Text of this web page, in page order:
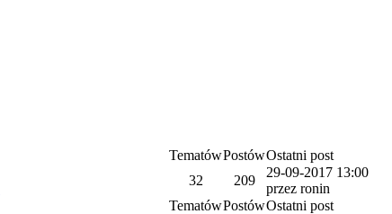
TematówPostówOstatni post
32 209
29-09-2017 13:00
przez ronin
TematówPostówOstatni post